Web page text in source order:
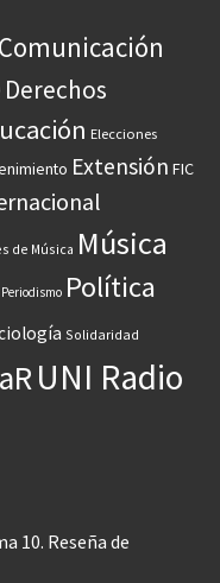
Comunicación
Derechos
Elecciones
Extensión FIC
de Música Música
Periodismo Política
Solidaridad
UNI Radio
10. Reseña de